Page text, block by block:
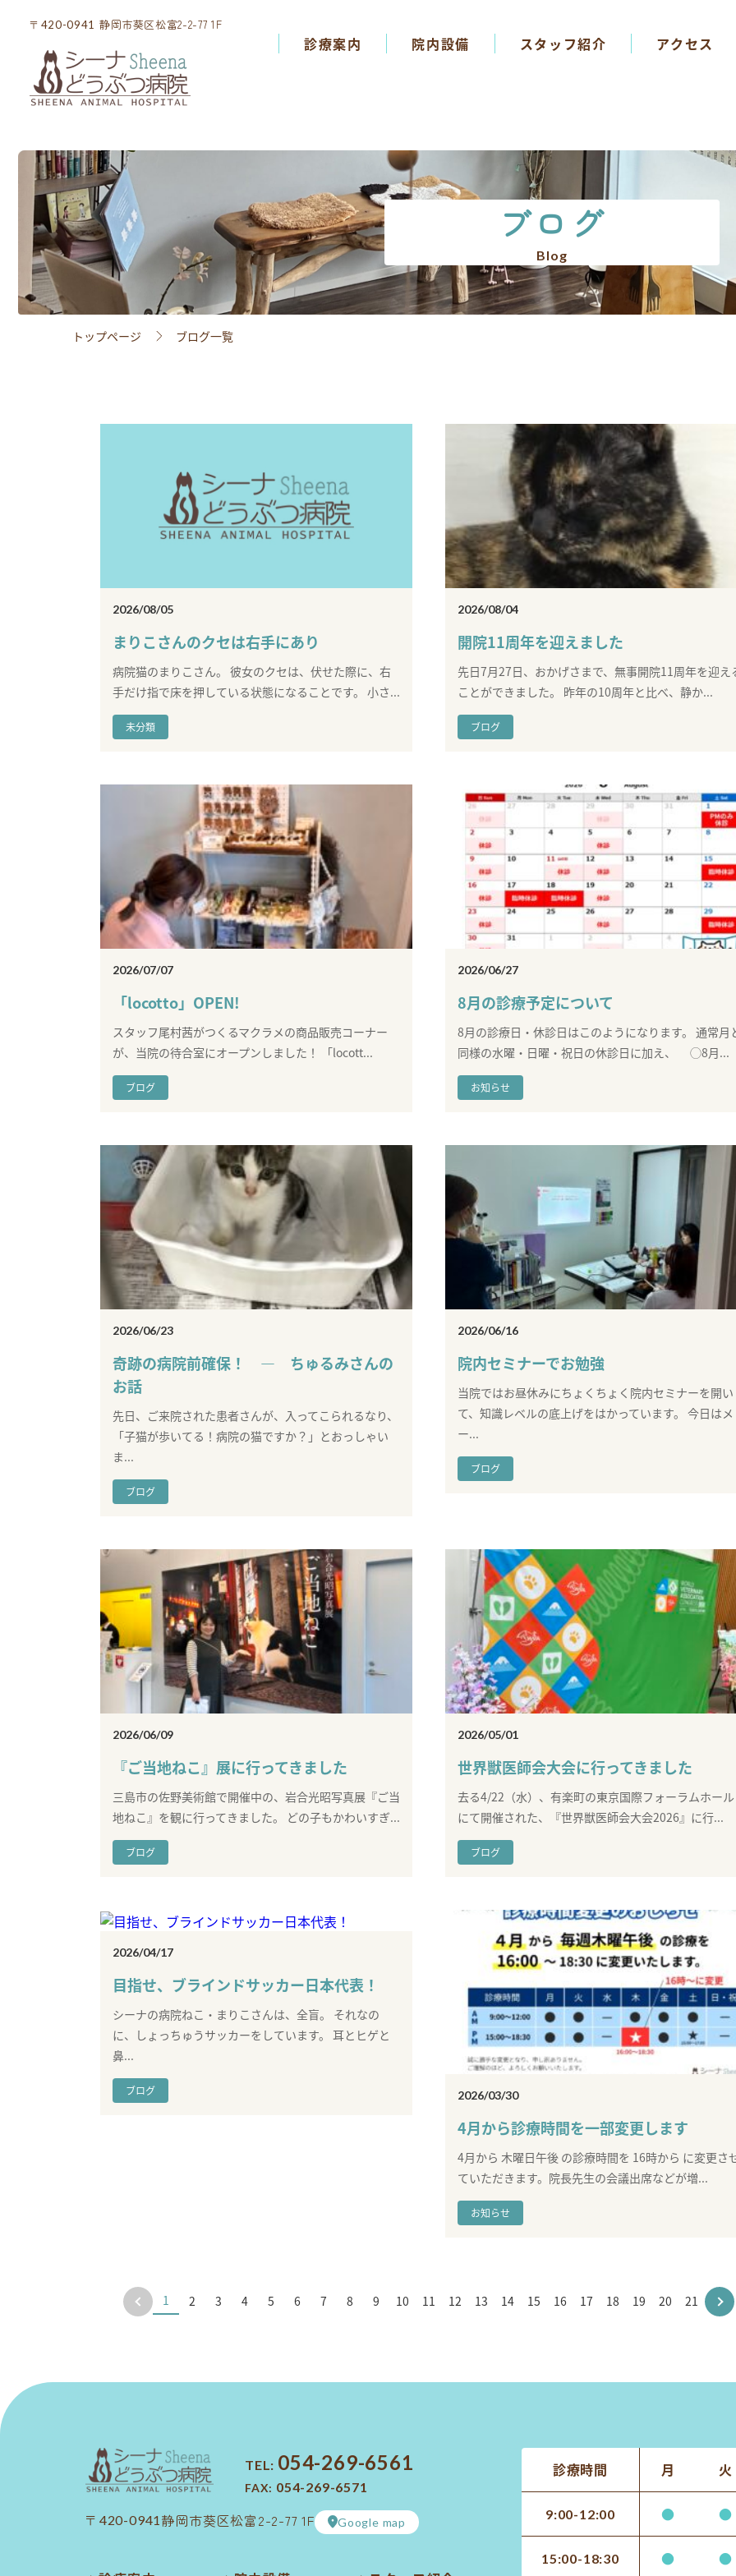
〒420-0941 静岡市葵区松富2-2-77 1F
院内設備
スタッフ紹介
アクセス
採用情報
お電話でのお問い合わせ
054-269-6561
〒420-0941 静岡市葵区松富2-2-77 1F
診療案内 院内設備 スタッフ紹介 アクセス
ブログ
Blog
トップページ ブログ一覧
2026/08/05
まりこさんのクセは右手にあり
病院猫のまりこさん。 彼女のクセは、伏せた際に、右
手だけ指で床を押している状態になることです。 小さ...
未分類
2026/08/04
開院11周年を迎えました
先日7月27日、おかげさまで、無事開院11周年を迎え
ことができました。 昨年の10周年と比べ、静か...
ブログ
2026/07/07
「locotto」OPEN!
スタッフ尾村茜がつくるマクラメの商品販売コーナー
が、当院の待合室にオープンしました！ 「locott...
ブログ
2026/06/27
8月の診療予定について
8月の診療日・休診日はこのようになります。 通常月
同様の水曜・日曜・祝日の休診日に加え、 ◯8月...
お知らせ
2026/06/23
奇跡の病院前確保！ ― ちゅるみさんの
お話
先日、ご来院された患者さんが、入ってこられるなり、
「子猫が歩いてる！病院の猫ですか？」とおっしゃい
ま...
ブログ
2026/06/16
院内セミナーでお勉強
当院ではお昼休みにちょくちょく院内セミナーを開い
て、知識レベルの底上げをはかっています。 今日はメ
ー...
ブログ
2026/06/09
『ご当地ねこ』展に行ってきました
三島市の佐野美術館で開催中の、岩合光昭写真展『ご当
地ねこ』を観に行ってきました。 どの子もかわいすぎ...
ブログ
2026/05/01
世界獣医師会大会に行ってきました
去る4/22（水）、有楽町の東京国際フォーラムホール
にて開催された、『世界獣医師会大会2026』に行...
ブログ
2026/04/17
目指せ、ブラインドサッカー日本代表！
シーナの病院ねこ・まりこさんは、全盲。 それなの
に、しょっちゅうサッカーをしています。 耳とヒゲと
鼻...
ブログ 2026/03/30
4月から診療時間を一部変更します
4月から 木曜日午後 の診療時間を 16時から に変更さ
ていただきます。院長先生の会議出席などが増...
お知らせ
1 2 3 4 5 6 7 8 9 10 11 12 13 14 15 16 17 18 19 20 21
TEL: 054-269-6561
FAX: 054-269-6571
〒420-0941 静岡市葵区松富2-2-77 1F Google map
診療時間 月 火
9:00-12:00 ● ●
15:00-18:30 ● ●